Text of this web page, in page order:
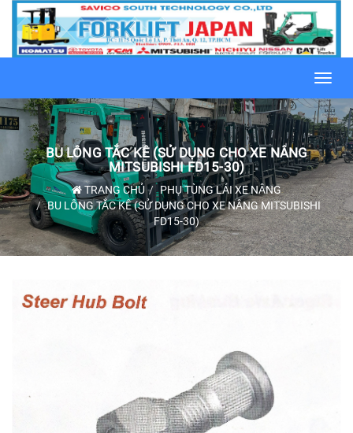
BU LÔNG TẮC KÊ (SỬ DỤNG CHO XE NÂNG
MITSUBISHI FD15-30)
TRANG CHỦ
PHỤ TÙNG LÁI XE NÂNG
BU LÔNG TẮC KÊ (SỬ DỤNG CHO XE NÂNG MITSUBISHI
FD15-30)